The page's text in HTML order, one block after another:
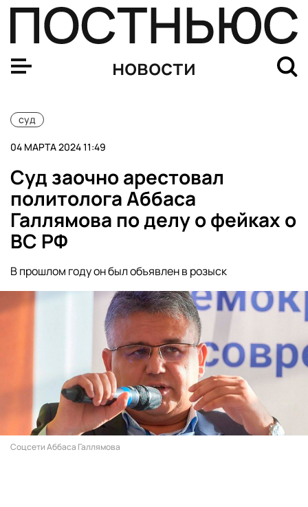
новости
суд
04 МАРТА 2024 11:49
Суд заочно арестовал
политолога Аббаса
Галлямова по делу о фейках о
ВС РФ
В прошлом году он был объявлен в розыск
Соцсети Аббаса Галлямова
Полицейский, укравший спирт для «Мистера Сидра»,